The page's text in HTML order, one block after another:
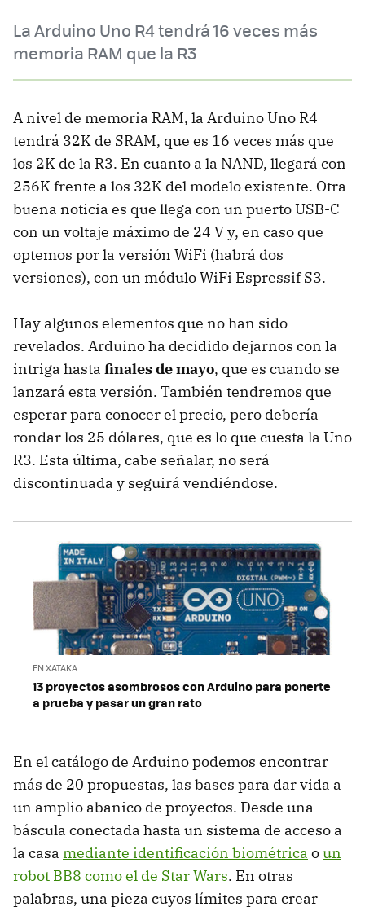
La Arduino Uno R4 tendrá 16 veces más
memoria RAM que la R3
A nivel de memoria RAM, la Arduino Uno R4
tendrá 32K de SRAM, que es 16 veces más que
los 2K de la R3. En cuanto a la NAND, llegará con
256K frente a los 32K del modelo existente. Otra
buena noticia es que llega con un puerto USB-C
con un voltaje máximo de 24 V y, en caso que
optemos por la versión WiFi (habrá dos
versiones), con un módulo WiFi Espressif S3.
Hay algunos elementos que no han sido
revelados. Arduino ha decidido dejarnos con la
intriga hasta finales de mayo, que es cuando se
lanzará esta versión. También tendremos que
esperar para conocer el precio, pero debería
rondar los 25 dólares, que es lo que cuesta la Uno
R3. Esta última, cabe señalar, no será
discontinuada y seguirá vendiéndose.
EN XATAKA
13 proyectos asombrosos con Arduino para ponerte
a prueba y pasar un gran rato
En el catálogo de Arduino podemos encontrar
más de 20 propuestas, las bases para dar vida a
un amplio abanico de proyectos. Desde una
báscula conectada hasta un sistema de acceso a
la casa mediante identificación biométrica oun
robot BB8 como el de Star Wars. En otras
palabras, una pieza cuyos límites para crear